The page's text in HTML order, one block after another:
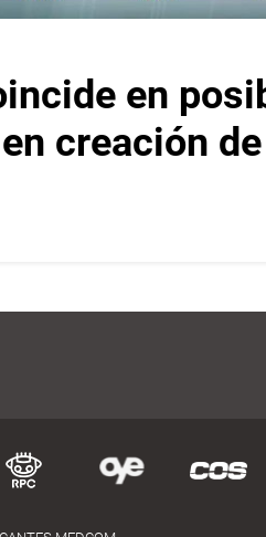
en
creación